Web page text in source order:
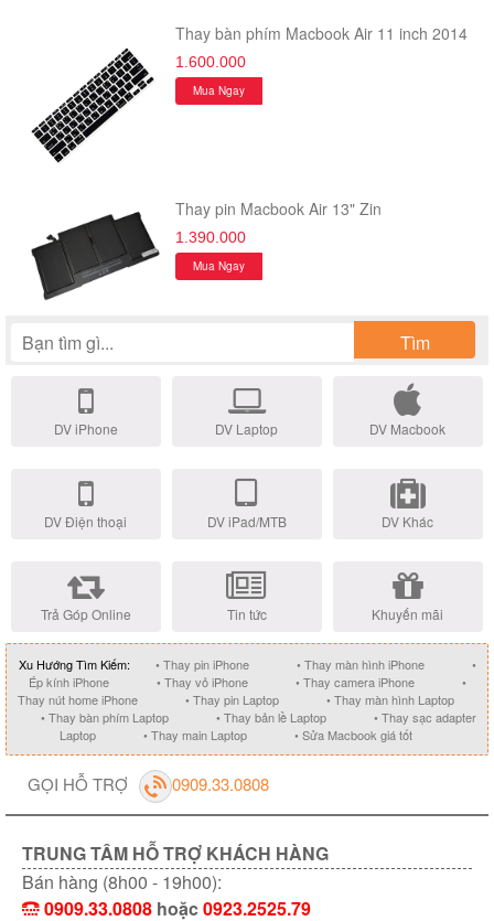
Thay bàn phím Macbook Air 11 inch 2014
1.600.000
Mua Ngay
Thay pin Macbook Air 13" Zin
1.390.000
Mua Ngay
Tìm
DV iPhone DV Laptop DV Macbook
DV Điện thoại DV iPad/MTB DV Khác
Trả Góp Online Tin tức Khuyến mãi
Xu Hướng Tìm Kiếm: • Thay pin iPhone • Thay màn hình iPhone
•
Ép kính iPhone
• Thay vỏ iPhone • Thay camera iPhone
•
Thay nút home iPhone
• Thay pin Laptop
• Thay màn hình Laptop
• Thay bàn phím Laptop
• Thay bản lề Laptop
• Thay sạc adapter
Laptop
• Thay main Laptop • Sửa Macbook giá tốt
GỌI HỖ TRỢ 0909.33.0808
TRUNG TÂM HỖ TRỢ KHÁCH HÀNG
Bán hàng (8h00 - 19h00):
0909.33.0808 hoặc0923.2525.79